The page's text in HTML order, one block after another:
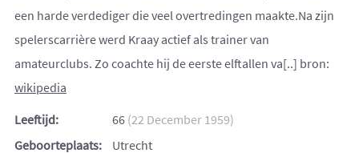
een harde verdediger die veel overtredingen maakte.Na zijn
spelerscarrière werd Kraay actief als trainer van
amateurclubs. Zo coachte hij de eerste elftallen va[..] bron:
wikipedia
Leeftijd:
66 (22 December 1959)
Geboorteplaats:
Utrecht